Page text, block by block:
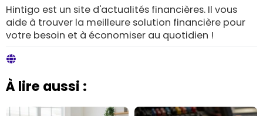
Hintigo est un site d'actualités financières. Il vous
aide à trouver la meilleure solution financière pour
votre besoin et à économiser au quotidien !
À lire aussi :